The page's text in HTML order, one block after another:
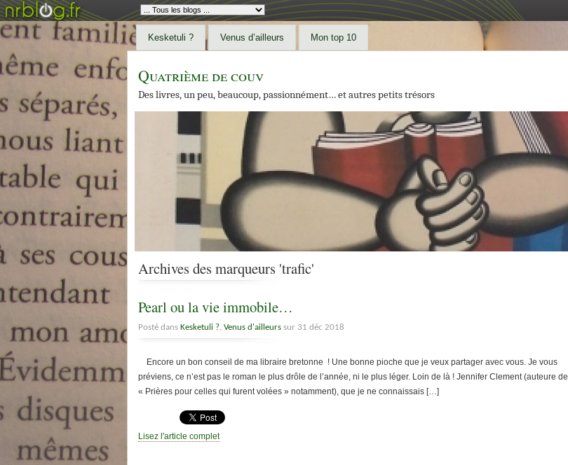
Kesketuli ? Venus d’ailleurs Mon top 10
Quatrième de couv
Des livres, un peu, beaucoup, passionnément… et autres petits trésors
Archives des marqueurs 'trafic'
Pearl ou la vie immobile…
Posté dans Kesketuli ?, Venus d'ailleurs sur 31 déc 2018
Encore un bon conseil de ma libraire bretonne ! Une bonne pioche que je veux partager avec vous. Je vous
préviens, ce n’est pas le roman le plus drôle de l’année, ni le plus léger. Loin de là ! Jennifer Clement (auteure de
« Prières pour celles qui furent volées » notamment), que je ne connaissais […]
Lisez l'article complet